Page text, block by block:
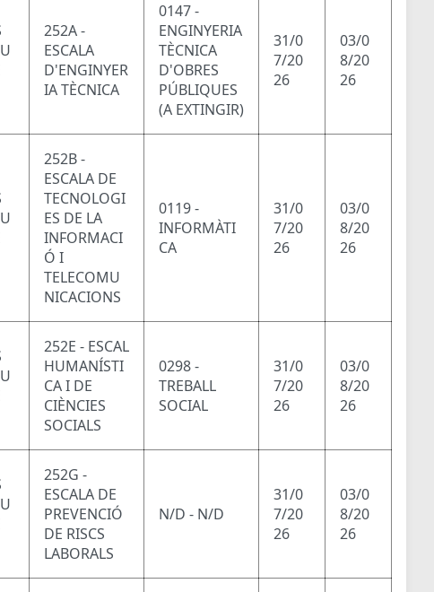
252A -
ESCALA
D'ENGINYER
IA TÈCNICA
0147 -
ENGINYERIA
TÈCNICA
D'OBRES
PÚBLIQUES
(A EXTINGIR)
31/0
7/20
26
03/0
8/20
26
252B -
ESCALA DE
TECNOLOGI
ES DE LA
INFORMACI
Ó I
TELECOMU
NICACIONS
0119 -
INFORMÀTI
CA
31/0
7/20
26
03/0
8/20
26
252E - ESCAL
HUMANÍSTI
CA I DE
CIÈNCIES
SOCIALS
0298 -
TREBALL
SOCIAL
31/0
7/20
26
03/0
8/20
26
252G -
ESCALA DE
PREVENCIÓ
DE RISCS
LABORALS
N/D - N/D
31/0
7/20
26
03/0
8/20
26